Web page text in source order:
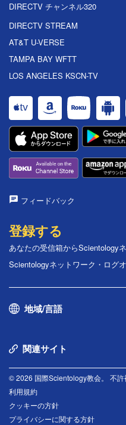
DIRECTV チャンネル320
DIRECTV STREAM
AT&T U-VERSE
TAMPA BAY WFTT
LOS ANGELES KSCN-TV
フィードバック
登録する
あなたの受信箱からScientology
Scientologyネットワーク・ログ
地域/言語
関連サイト
© 2026 国際Scientology教会。 不許
利用規約
クッキーの方針
プライバシーに関する方針